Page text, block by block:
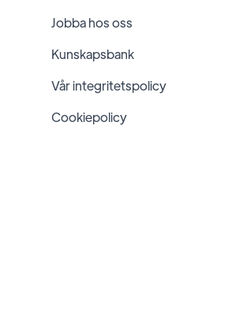
Jobba hos oss
Kunskapsbank
Vår integritetspolicy
Cookiepolicy